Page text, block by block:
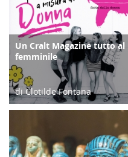
COPERTINA
Un Cralt Magazine tutto al
femminile
di Clotilde Fontana
28/02/23